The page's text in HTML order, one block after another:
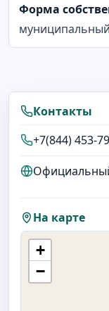
Форма
муниципальный
Контакты
+7(844) 453-
На карте
+
−